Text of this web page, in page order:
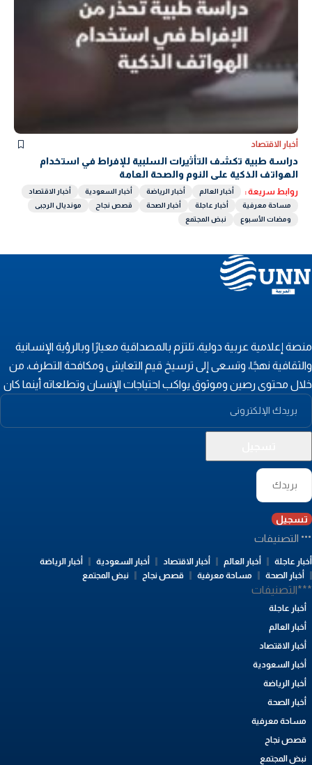
أخبار الاقتصاد
دراسة طبية تكشف التأثيرات السلبية للإفراط في استخدام
الهواتف الذكية على النوم والصحة العامة
روابط سريعة : أخبار العالم أخبار الرياضة أخبار السعودية
أخبار الاقتصاد
مساحة معرفية
أخبار عاجلة أخبار الصحة قصص نجاح
مونديال الرجبى
ومضات الأسبوع
نبض المجتمع
إعلامية عربية دولية، تلتزم بالمصداقية معيارًا وبالرؤية الإنسانية
نهجًا، وتسعى إلى ترسيخ قيم التعايش ومكافحة التطرف، من
محتوى رصين وموثوق يواكب احتياجات الإنسان وتطلعاته أينما كان
تسجيل
التصنيفات
عاجلة أخبار العالم أخبار الاقتصاد أخبار السعودية
أخبار الرياضة
أخبار الصحة
مساحة معرفية قصص نجاح نبض المجتمع
أخبار عاجلة
أخبار العالم
أخبار الاقتصاد
أخبار السعودية
أخبار الرياضة
أخبار الصحة
مساحة معرفية
قصص نجاح
نبض المجتمع